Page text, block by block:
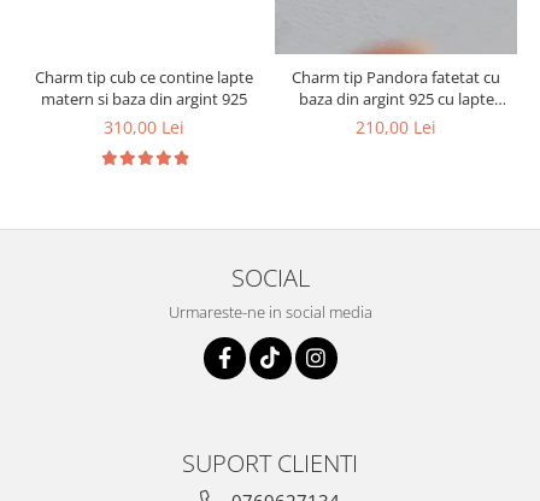
Charm tip cub ce contine lapte
matern si baza din argint 925
310,00 Lei
Charm tip Pandora fatetat cu
baza din argint 925 cu lapte
matern si foita decorativa
210,00 Lei
SOCIAL
Urmareste-ne in social media
SUPORT CLIENTI